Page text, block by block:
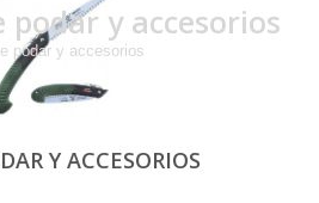
podar y accesorios
podar y accesorios
Y ACCESORIOS